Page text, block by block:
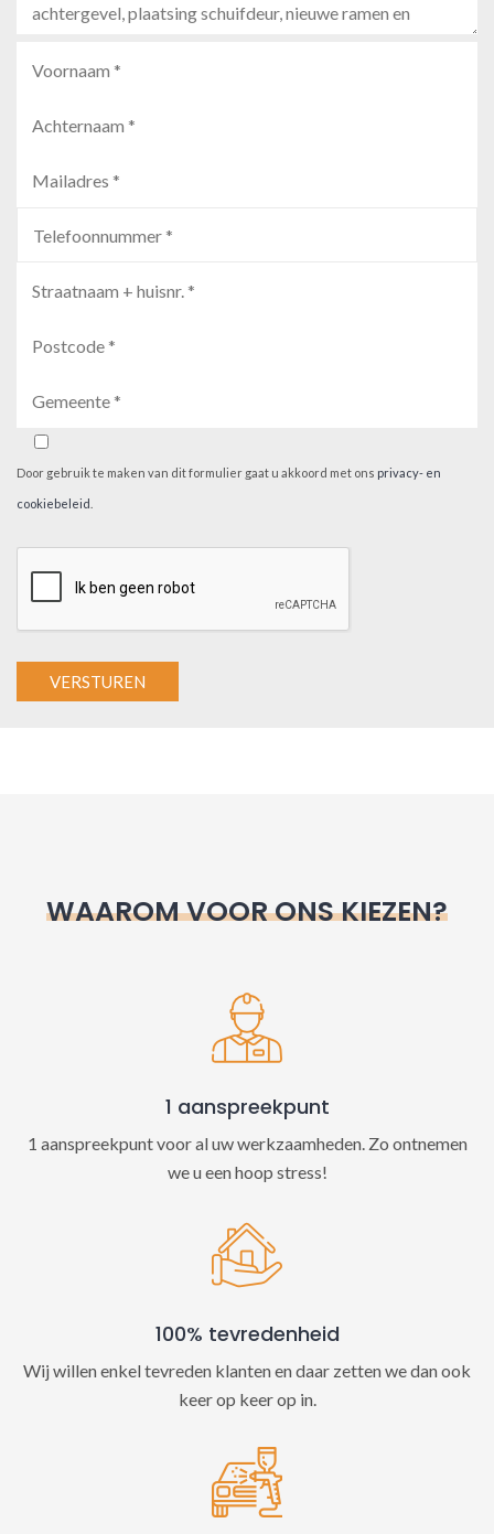
Door gebruik te maken van dit formulier gaat u akkoord met ons privacy- en
cookiebeleid
WAAROM VOOR ONS KIEZEN?
1 aanspreekpunt
1 aanspreekpunt voor al uw werkzaamheden. Zo ontnemen
we u een hoop stress!
100% tevredenheid
Wij willen enkel tevreden klanten en daar zetten we dan ook
keer op keer op in.